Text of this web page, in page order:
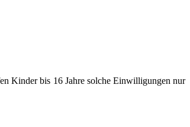
Kinder bis 16 Jahre solche Einwilligungen nur